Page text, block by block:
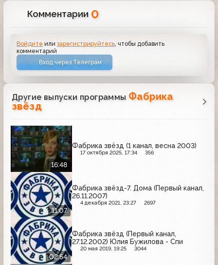
Комментарии 0
Войдите илизарегистрируйтесь , чтобы добавить
комментарий
Вход через Телеграм
Другие выпуски программы Фабрика
звёзд
16:48
Фабрика звёзд (1 канал, весна 2003)
17 октября 2025, 17:34 356
11:07
Фабрика звёзд-7. Дома (Первый канал,
26.11.2007)
4 декабря 2021, 23:27 2697
02:54
Фабрика звёзд (Первый канал,
27.12.2002) Юлия Бужилова - Спи
20 мая 2019, 19:25 3044